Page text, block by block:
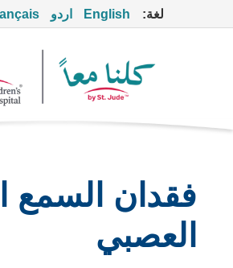
لغة: English اردو
فقدان السمع
العصبي